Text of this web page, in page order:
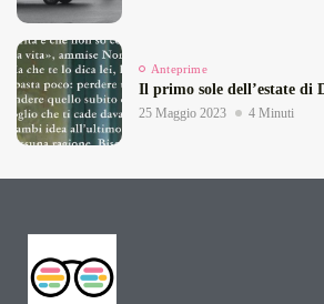
Anteprime
Il primo sole dell’estate di
25 Maggio 2023 4 Minuti